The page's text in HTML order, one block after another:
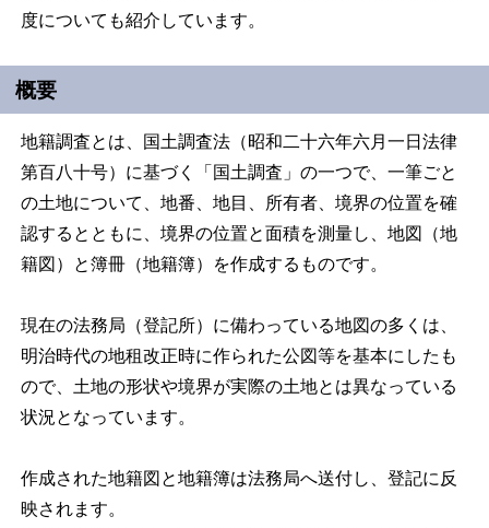
度についても紹介しています。
概要
地籍調査とは、
国土調査法（昭和二十六年六月一日法律
第百八十号）に基づく「国土調査」の一つで、一筆ごと
の土地について、地番、地目、所有者、境界の位置を確
認するとともに、境界の位置と面積を測量し、地図（地
籍図）と簿冊（地籍簿）を作成するものです。
現在の法務局（登記所）に備わっている地図の多くは、
明治時代の地租改正時に作られた公図等を基本にしたも
ので、土地の形状や境界が実際の土地とは異なっている
状況となっています。
作成された地籍図と地籍簿は法務局へ送付し、登記に反
映されます。